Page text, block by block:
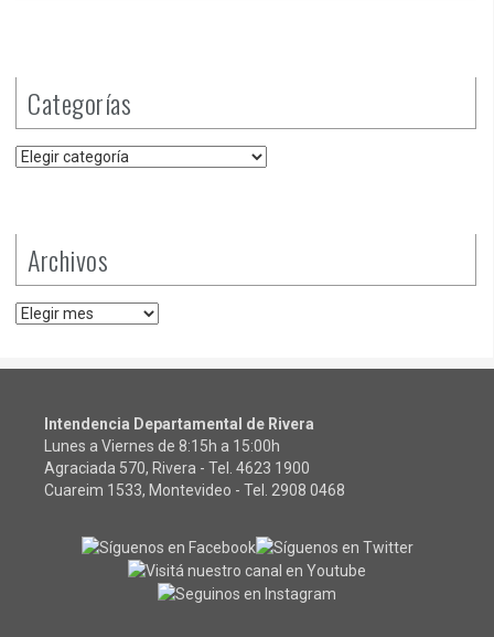
Categorías
Categorías
Archivos
Archivos
Intendencia Departamental de Rivera
Lunes a Viernes de 8:15h a 15:00h
Agraciada 570, Rivera - Tel. 4623 1900
Cuareim 1533, Montevideo - Tel. 2908 0468